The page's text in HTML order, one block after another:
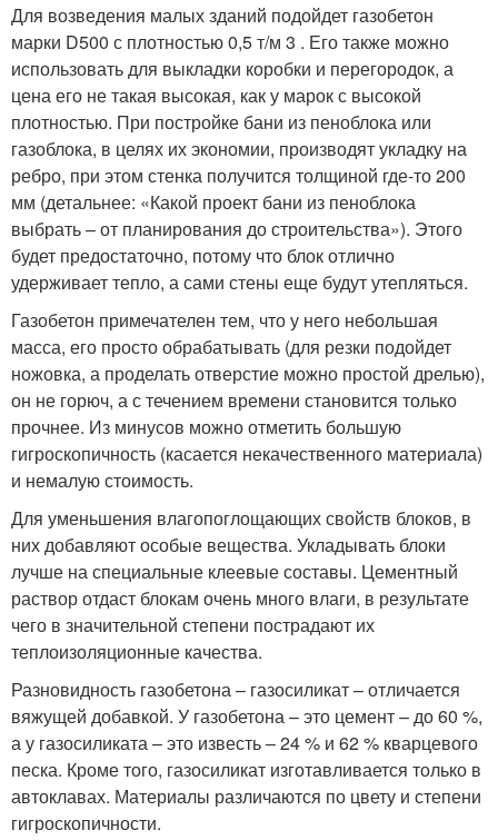
Для возведения малых зданий подойдет газобетон
марки D500 с плотностью 0,5 т/м 3 . Его также можно
использовать для выкладки коробки и перегородок, а
цена его не такая высокая, как у марок с высокой
плотностью. При постройке бани из пеноблока или
газоблока, в целях их экономии, производят укладку на
ребро, при этом стенка получится толщиной где-то 200
мм (детальнее: «Какой проект бани из пеноблока
выбрать – от планирования до строительства»). Этого
будет предостаточно, потому что блок отлично
удерживает тепло, а сами стены еще будут утепляться.
Газобетон примечателен тем, что у него небольшая
масса, его просто обрабатывать (для резки подойдет
ножовка, а проделать отверстие можно простой дрелью),
он не горюч, а с течением времени становится только
прочнее. Из минусов можно отметить большую
гигроскопичность (касается некачественного материала)
и немалую стоимость.
Для уменьшения влагопоглощающих свойств блоков, в
них добавляют особые вещества. Укладывать блоки
лучше на специальные клеевые составы. Цементный
раствор отдаст блокам очень много влаги, в результате
чего в значительной степени пострадают их
теплоизоляционные качества.
Разновидность газобетона – газосиликат – отличается
вяжущей добавкой. У газобетона – это цемент – до 60 %,
а у газосиликата – это известь – 24 % и 62 % кварцевого
песка. Кроме того, газосиликат изготавливается только в
автоклавах. Материалы различаются по цвету и степени
гигроскопичности.